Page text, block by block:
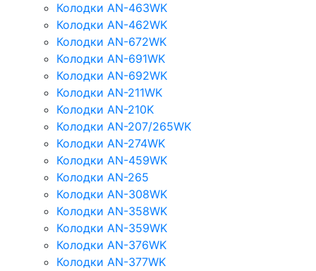
Колодки AN-463WK
Колодки AN-462WK
Колодки AN-672WK
Колодки AN-691WK
Колодки AN-692WK
Колодки AN-211WK
Колодки AN-210K
Колодки AN-207/265WK
Колодки AN-274WK
Колодки AN-459WK
Колодки AN-265
Колодки AN-308WK
Колодки AN-358WK
Колодки AN-359WK
Колодки AN-376WK
Колодки AN-377WK